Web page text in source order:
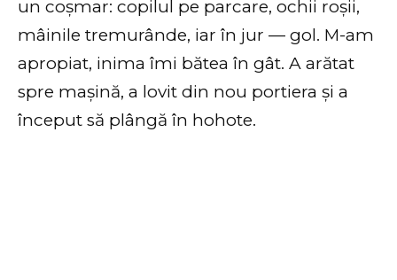
un coșmar: copilul pe parcare, ochii roșii,
mâinile tremurânde, iar în jur — gol. M-am
apropiat, inima îmi bătea în gât. A arătat
spre mașină, a lovit din nou portiera și a
început să plângă în hohote.